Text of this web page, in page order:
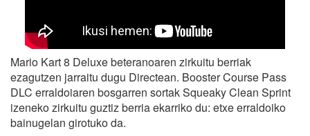
Mario Kart 8 Deluxe beteranoaren zirkuitu berriak
ezagutzen jarraitu dugu Directean. Booster Course Pass
DLC erraldoiaren bosgarren sortak Squeaky Clean Sprint
izeneko zirkuitu guztiz berria ekarriko du: etxe erraldoiko
bainugelan girotuko da.